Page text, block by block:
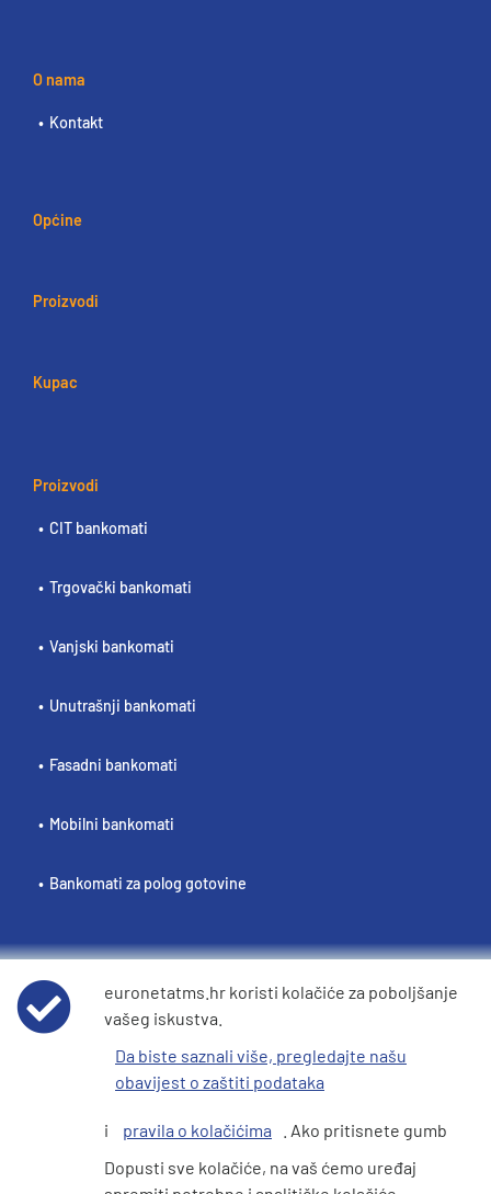
O nama
Kontakt
Općine
Proizvodi
Kupac
Proizvodi
CIT bankomati
Trgovački bankomati
Vanjski bankomati
Unutrašnji bankomati
Fasadni bankomati
Mobilni bankomati
Bankomati za polog gotovine
Politika / Pravila
Pravila o kolačićima
euronetatms.hr koristi kolačiće za poboljšanje
vašeg iskustva.
Da biste saznali više, pregledajte našu
obavijest o zaštiti podataka
i pravila o kolačićima
. Ako pritisnete gumb
Dopusti sve kolačiće, na vaš ćemo uređaj